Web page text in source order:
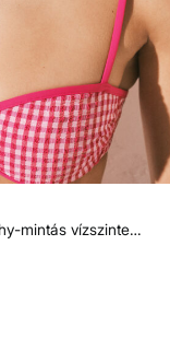
Rózsaszín lurex Vichy-mintás vízszintes bikinifelső